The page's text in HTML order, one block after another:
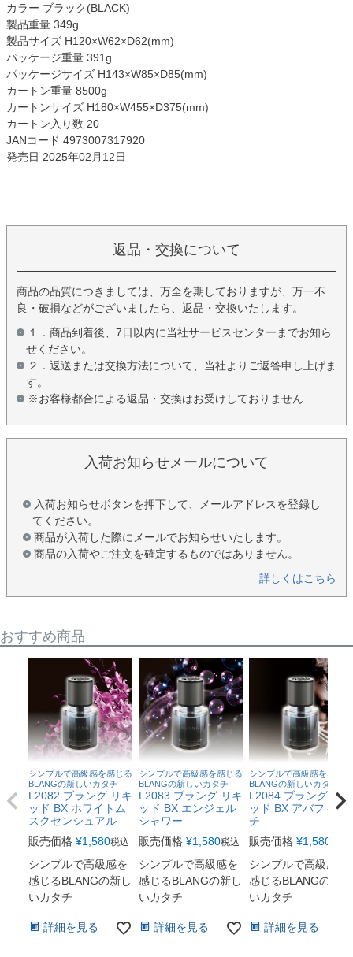
カラー ブラック(BLACK)
製品重量 349g
製品サイズ H120×W62×D62(mm)
パッケージ重量 391g
パッケージサイズ H143×W85×D85(mm)
カートン重量 8500g
カートンサイズ H180×W455×D375(mm)
カートン入り数 20
JANコード 4973007317920
発売日 2025年02月12日
返品・交換について
商品の品質につきましては、万全を期しておりますが、万一不
良・破損などがございましたら、返品・交換いたします。
１．商品到着後、7日以内に当社サービスセンターまでお知ら
せください。
２．返送または交換方法について、当社よりご返答申し上げま
す。
※お客様都合による返品・交換はお受けしておりません
入荷お知らせメールについて
入荷お知らせボタンを押下して、メールアドレスを登録し
てください。
商品が入荷した際にメールでお知らせいたします。
商品の入荷やご注文を確定するものではありません。
詳しくはこちら
おすすめ商品
シンプルで高級感を感じる
BLANGの新しいカタチ
L2082 ブラング リキ
ッド BX ホワイトム
スクセンシュアル
販売価格 ¥1,580税込
シンプルで高級感を
感じるBLANGの新し
いカタチ
詳細を見る
シンプルで高級感を感じる
BLANGの新しいカタチ
L2083 ブラング リキ
ッド BX エンジェル
シャワー
販売価格 ¥1,580税込
シンプルで高級感を
感じるBLANGの新し
いカタチ
詳細を見る
シンプルで高級感を感じる
BLANGの新しいカタチ
L2084 ブラング リキ
ッド BX アバフィッ
チ
販売価格 ¥1,580
シンプルで高級感を
感じるBLANGの新し
いカタチ
詳細を見る